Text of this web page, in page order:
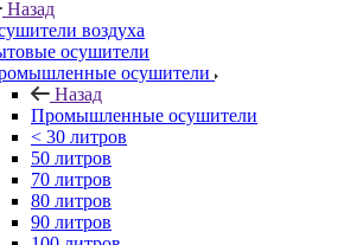
Назад
воздуха
осушители
осушители
Назад
Промышленные осушители
< 30 литров
50 литров
70 литров
80 литров
90 литров